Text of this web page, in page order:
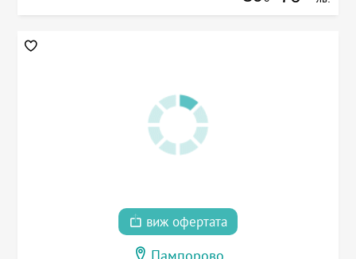
виж офертата
Пампорово